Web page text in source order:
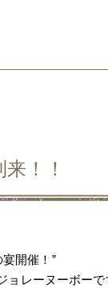
！！
開催！”
ョレーヌーボーで